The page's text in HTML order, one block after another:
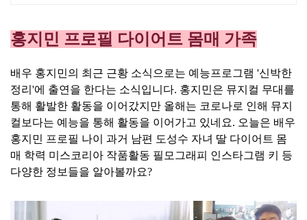
홍지민 프로필 다이어트 몸매 가족
배우 홍지민의 최근 근황 소식으로는 예능프로그램 '신박한
정리'에 출연을 한다는 소식입니다. 홍지민은 뮤지컬 무대를
통해 활발한 활동을 이어갔지만 올해는 코로나로 인해 뮤지
컬보다는 예능을 통해 활동을 이어가고 있네요. 오늘은 배우
홍지민 프로필 나이 과거 남편 도성수 자녀 딸 다이어트 몸
매 학력 미스코리아 작품활동 필모그래피 인스타그램 키 등
다양한 정보들을 알아볼까요?